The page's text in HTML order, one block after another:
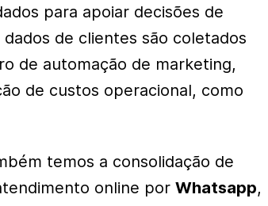
para apoiar decisões de
de clientes são coletados
de automação de marketing,
de custos operacional, como
temos a consolidação de
online porWhatsapp,